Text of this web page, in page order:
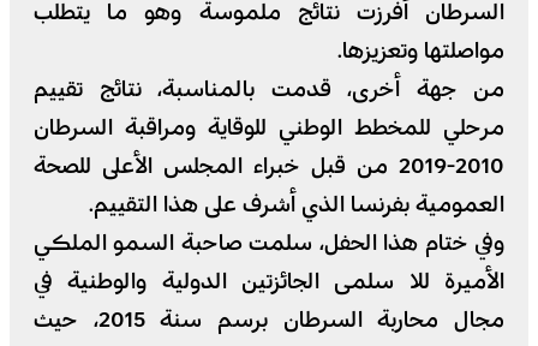
السرطان أفرزت نتائج ملموسة وهو ما يتطلب
مواصلتها وتعزيزها.
من جهة أخرى، قدمت بالمناسبة، نتائج تقييم
مرحلي للمخطط الوطني للوقاية ومراقبة السرطان
2010-2019 من قبل خبراء المجلس الأعلى للصحة
العمومية بفرنسا الذي أشرف على هذا التقييم.
وفي ختام هذا الحفل، سلمت صاحبة السمو الملكي
الأميرة للا سلمى الجائزتين الدولية والوطنية في
مجال محاربة السرطان برسم سنة 2015، حيث